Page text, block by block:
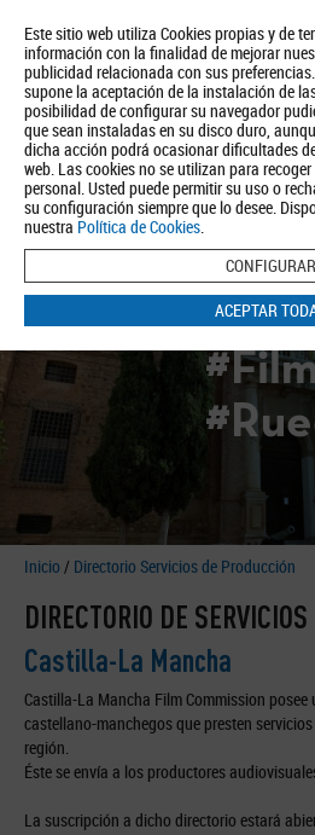
Este sitio web utiliza Cookies propias y de
información con la finalidad de mejorar
publicidad relacionada con sus
supone la aceptación de la instalación de
posibilidad de configurar su navegador
que sean instaladas en su disco duro,
dicha acción podrá ocasionar dificultades
web. Las cookies no se utilizan para
personal. Usted puede permitir su uso o
su configuración siempre que lo desee.
nuestra Política de Cookies.
CONFIGURAR
ACEPTAR
Quiénes somos Turismo
Inicio / Directorio Servicios de Producción
DIRECTORIO DE
Castilla-La Mancha
Castilla-La Mancha Film Commission
castellano-manchegos que presten
región.
Éste se envía a los productores
La suscripción a dicho directorio estará